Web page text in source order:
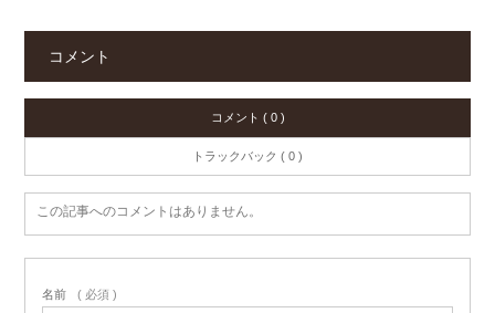
コメント
コメント ( 0 )
トラックバック ( 0 )
この記事へのコメントはありません。
名前 ( 必須 )